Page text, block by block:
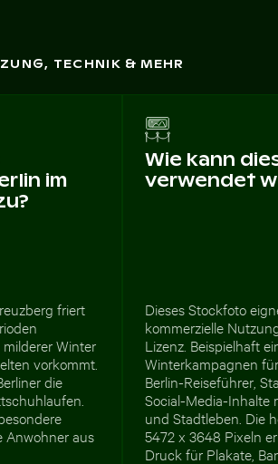
TECHNIK & MEHR
im
friert
Winter
vorkommt.
die
Anwohner aus
Wie kann
verwendet
Dieses Stockfoto
kommerzielle
Lizenz. Beispielhaft
Winterkampagnen
Berlin-Reiseführer,
Social-Media-Inhalte
und Stadtleben. Die
5472 x 3648 Pixeln
Druck für Plakate,